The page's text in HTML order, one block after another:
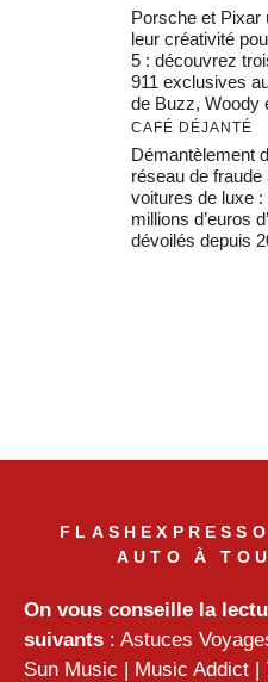
Porsche et Pixar
leur créativité
5 : découvrez
911 exclusives
de Buzz, Woody
CAFÉ DÉJANTÉ
Démantèlement
réseau de fraude
voitures de luxe :
millions d’euros
dévoilés depuis
AUTO À
On vous conseille la
suivants : Astuces
Sun Music | Music Addict |